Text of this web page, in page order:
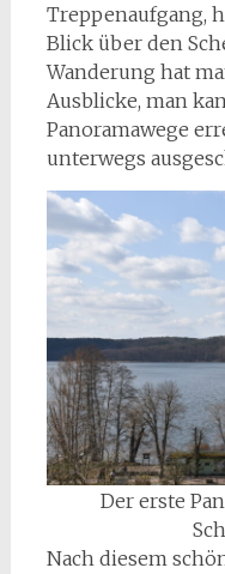
Treppenaufgang,
Blick über den
Wanderung hat
Ausblicke, man
Panoramawege
unterwegs
Der erste
Nach diesem